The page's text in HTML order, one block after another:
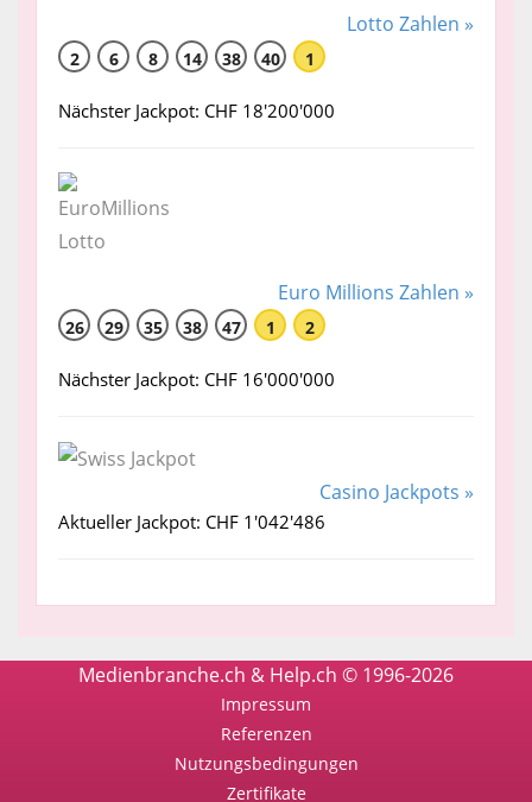
Lotto Zahlen »
2 6 8 14 38 40 1
Nächster Jackpot: CHF 18'200'000
Euro Millions Zahlen »
26 29 35 38 47 1 2
Nächster Jackpot: CHF 16'000'000
Casino Jackpots »
Aktueller Jackpot: CHF 1'042'486
Medienbranche.ch & Help.ch © 1996-2026
Impressum
Referenzen
Nutzungsbedingungen
Zertifikate